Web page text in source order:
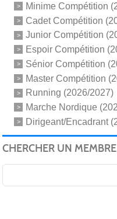
Minime Compétition
Cadet Compétition
Junior Compétition
Espoir Compétition
Sénior Compétition
Master Compétition
Running (2026/2027)
Marche Nordique
Dirigeant/Encadrant
CHERCHER UN